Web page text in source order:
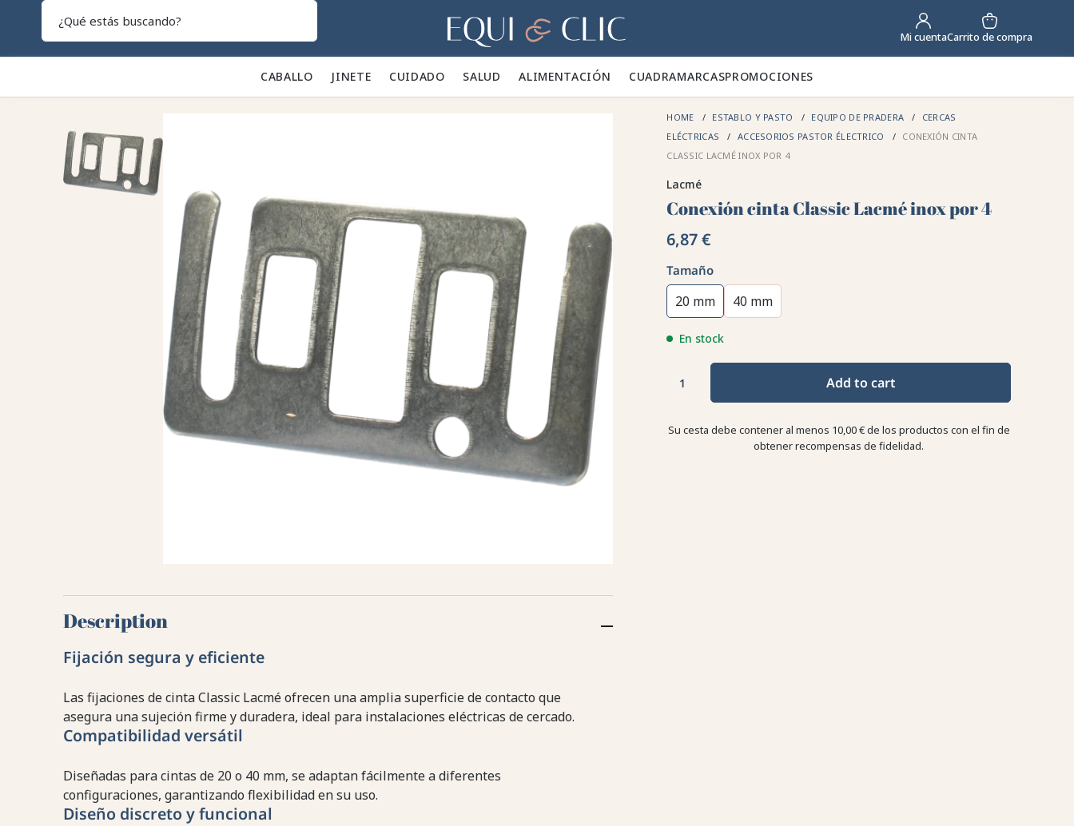
Hogar Mi cuentaCarrito de compra
CABALLO 🐎 JINETE 👕 CUIDADO 🪮 SALUD ✨ALIMENTACIÓN 🥕 CUADRAMARCASPROMOCIONES
HOME ESTABLO Y PASTO EQUIPO DE PRADERA
CERCAS
ELÉCTRICAS
ACCESORIOS PASTOR ÉLECTRICO
CONEXIÓN CINTA
CLASSIC LACMÉ INOX POR 4
Lacmé
Conexión cinta Classic Lacmé inox por 4
6,87 €
Tamaño
20 mm 40 mm
En stock
Add to cart
Su cesta debe contener al menos 10,00 € de los productos con el fin de
obtener recompensas de fidelidad.
Description
Fijación segura y eficiente
Las fijaciones de cinta Classic Lacmé ofrecen una amplia superficie de contacto que
asegura una sujeción firme y duradera, ideal para instalaciones eléctricas de cercado.
Compatibilidad versátil
Diseñadas para cintas de 20 o 40 mm, se adaptan fácilmente a diferentes
configuraciones, garantizando flexibilidad en su uso.
Diseño discreto y funcional